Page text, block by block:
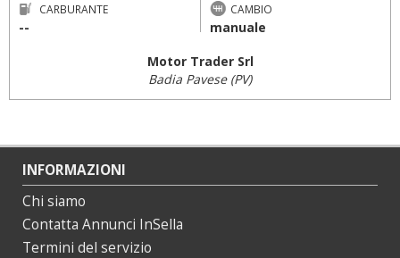
CARBURANTE
--
CAMBIO
manuale
Motor Trader Srl
Badia Pavese (PV)
INFORMAZIONI
Chi siamo
Contatta Annunci InSella
Termini del servizio